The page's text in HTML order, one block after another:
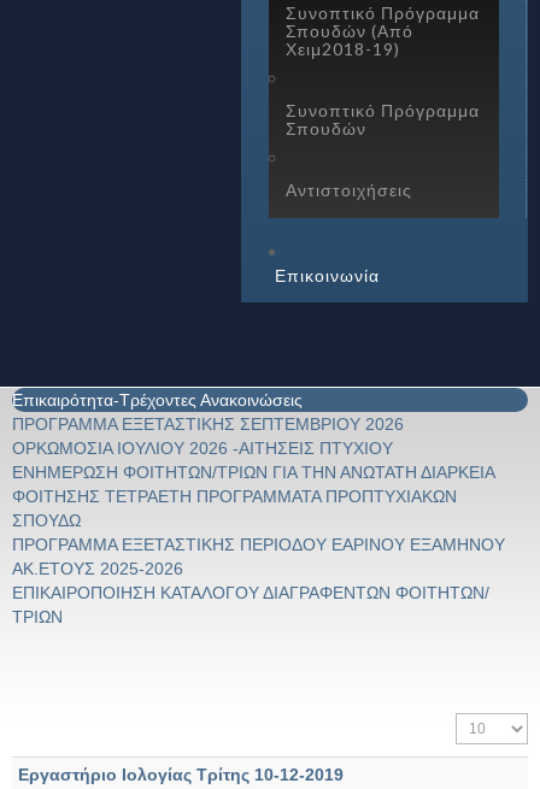
Συνοπτικό Πρόγραμμα
Σπουδών (Από
Χειμ2018-19)
Συνοπτικό Πρόγραμμα
Σπουδών
Αντιστοιχήσεις
Επικοινωνία
Επικαιρότητα-Τρέχοντες Ανακοινώσεις
ΠΡΟΓΡΑΜΜΑ ΕΞΕΤΑΣΤΙΚΗΣ ΣΕΠΤΕΜΒΡΙΟΥ 2026
ΟΡΚΩΜΟΣΙΑ ΙΟΥΛΙΟΥ 2026 -ΑΙΤΗΣΕΙΣ ΠΤΥΧΙΟΥ
ΕΝΗΜΕΡΩΣΗ ΦΟΙΤΗΤΩΝ/ΤΡΙΩΝ ΓΙΑ ΤΗΝ ΑΝΩΤΑΤΗ ΔΙΑΡΚΕΙΑ
ΦΟΙΤΗΣΗΣ ΤΕΤΡΑΕΤΗ ΠΡΟΓΡΑΜΜΑΤΑ ΠΡΟΠΤΥΧΙΑΚΩΝ
ΣΠΟΥΔΩ
ΠΡΟΓΡΑΜΜΑ ΕΞΕΤΑΣΤΙΚΗΣ ΠΕΡΙΟΔΟΥ ΕΑΡΙΝΟΥ ΕΞΑΜΗΝΟΥ
ΑΚ.ΕΤΟΥΣ 2025-2026
ΕΠΙΚΑΙΡΟΠΟΙΗΣΗ ΚΑΤΑΛΟΓΟΥ ΔΙΑΓΡΑΦΕΝΤΩΝ ΦΟΙΤΗΤΩΝ/
ΤΡΙΩΝ
Εμφάνιση #
Εργαστήριο Ιολογίας Τρίτης 10-12-2019